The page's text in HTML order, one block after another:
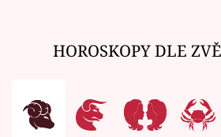
HOROSKOPY DLE